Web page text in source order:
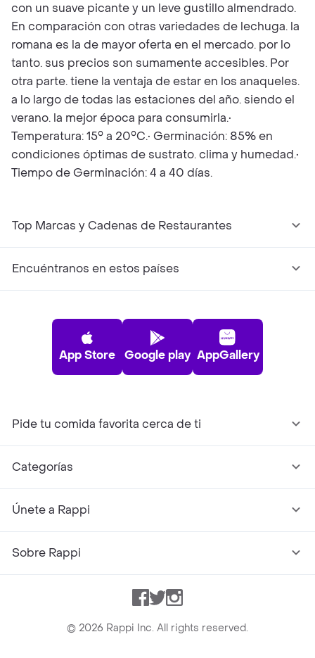
con un suave picante y un leve gustillo almendrado.
En comparación con otras variedades de lechuga. la
romana es la de mayor oferta en el mercado. por lo
tanto. sus precios son sumamente accesibles. Por
otra parte. tiene la ventaja de estar en los anaqueles.
a lo largo de todas las estaciones del año. siendo el
verano. la mejor época para consumirla.•
Temperatura: 15° a 20°C.• Germinación: 85% en
condiciones óptimas de sustrato. clima y humedad.•
Tiempo de Germinación: 4 a 40 días.
Top Marcas y Cadenas de Restaurantes
Encuéntranos en estos países
App Store Google play AppGallery
Pide tu comida favorita cerca de ti
Categorías
Únete a Rappi
Sobre Rappi
Facebook
TwitterInstagram
© 2026 Rappi Inc. All rights reserved.